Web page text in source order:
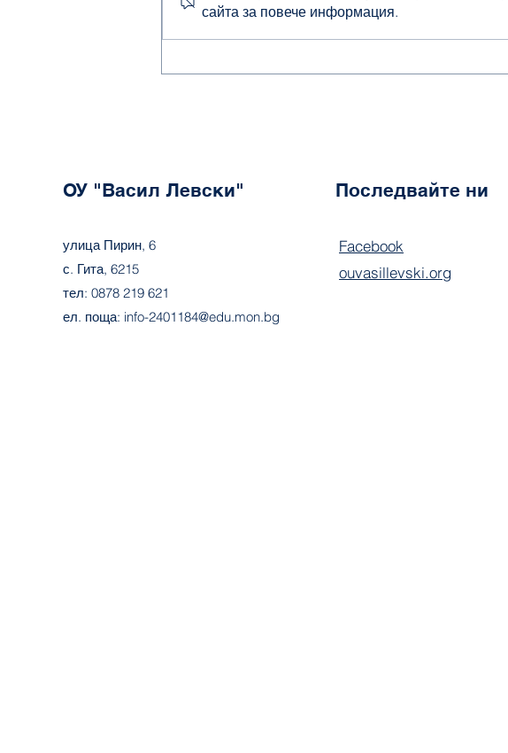
сайта за повече информация.
ОУ "Васил Левски"
улица Пирин, 6
с. Гита, 6215
тел: 0878 219 621
ел. поща: info-2401184@edu.mon.bg
Последвайте ни
Facebook
ouvasillevski.org